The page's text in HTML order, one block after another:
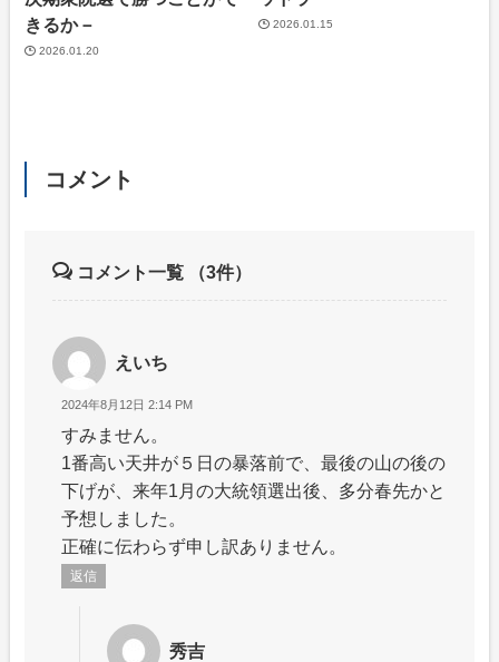
きるか－
2026.01.20
2026.01.15
コメント
コメント一覧 （3件）
えいち
2024年8月12日 2:14 PM
すみません。
1番高い天井が５日の暴落前で、最後の山の後の
下げが、来年1月の大統領選出後、多分春先かと
予想しました。
正確に伝わらず申し訳ありません。
返信
秀吉